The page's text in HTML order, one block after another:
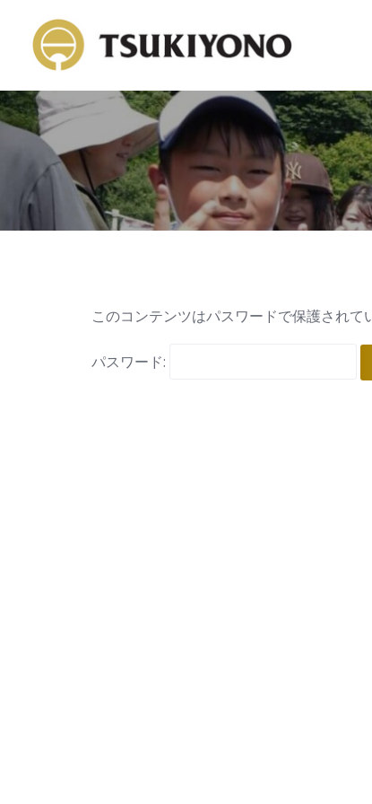
content
このコンテンツはパスワードで保護されて
パスワード: